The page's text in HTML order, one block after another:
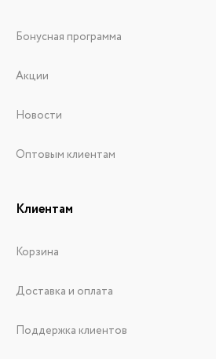
Бонусная программа
Акции
Новости
Оптовым клиентам
Клиентам
Корзина
Доставка и оплата
Поддержка клиентов